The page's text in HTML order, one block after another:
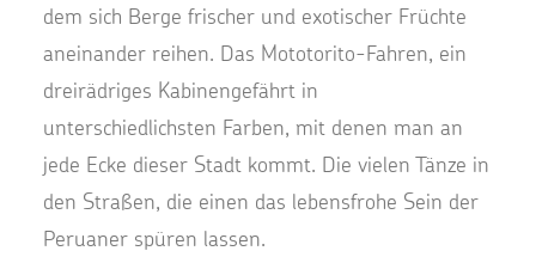
dem sich Berge frischer und exotischer Früchte
aneinander reihen. Das Mototorito-Fahren, ein
dreirädriges Kabinengefährt in
unterschiedlichsten Farben, mit denen man an
jede Ecke dieser Stadt kommt. Die vielen Tänze in
den Straßen, die einen das lebensfrohe Sein der
Peruaner spüren lassen.